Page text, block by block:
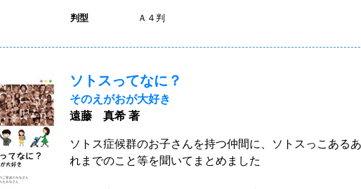
判型 Ａ４判
ソトスってなに？
そのえがおが大好き
遠藤 真希 著
ソトス症候群のお子さんを持つ仲間に、ソトスっこある
れまでのこと等を聞いてまとめました